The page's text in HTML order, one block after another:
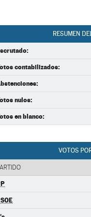
RESUMEN
contabilizados:
nulos:
en blanco:
VOTOS